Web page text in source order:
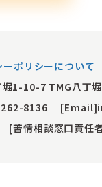
ポリシーについて
堀1-10-7 TMG八丁
8136
[苦情相談窓口責任